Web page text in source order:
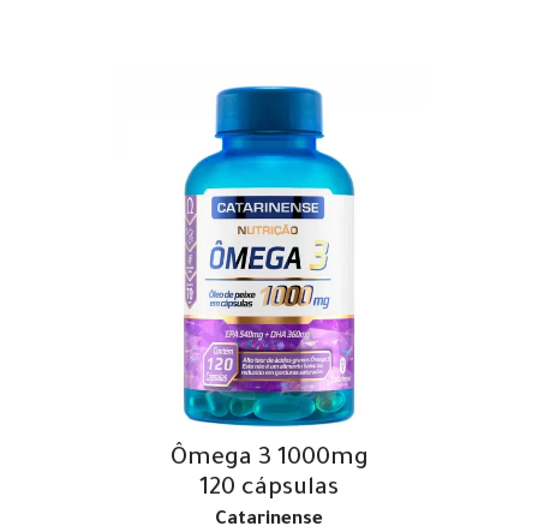
Ômega 3 1000mg
120 cápsulas
Catarinense